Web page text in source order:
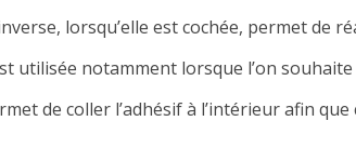
lorsqu’elle est cochée, permet de
utilisée notamment lorsque l’on
de coller l’adhésif à l’intérieur afin